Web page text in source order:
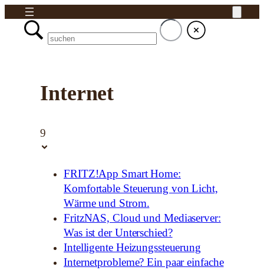
Internet
9
FRITZ!App Smart Home:
Komfortable Steuerung von Licht,
Wärme und Strom.
FritzNAS, Cloud und Mediaserver:
Was ist der Unterschied?
Intelligente Heizungssteuerung
Internetprobleme? Ein paar einfache